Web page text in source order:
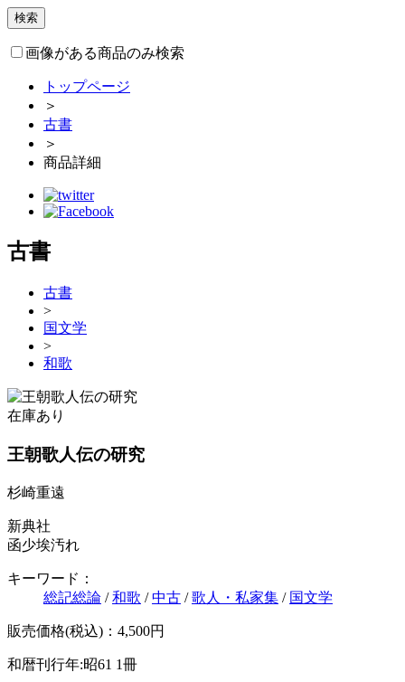
画像がある商品のみ検索
トップページ
＞
古書
＞
商品詳細
古書
古書
>
国文学
>
和歌
在庫あり
王朝歌人伝の研究
杉崎重遠
新典社
函少埃汚れ
キーワード：
総記総論 /和歌 /中古 /歌人・私家集 / 国文学
販売価格(税込)：4,500円
和暦刊行年:昭61 1冊